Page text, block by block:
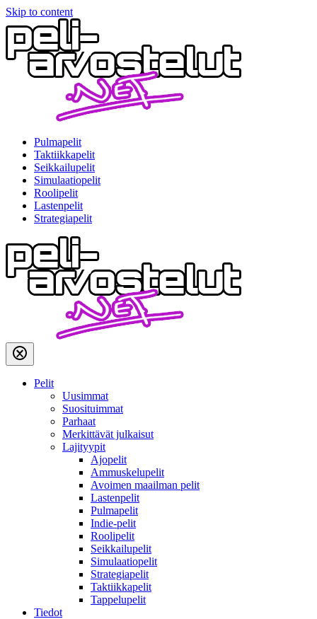
Skip to content
Pulmapelit
Taktiikkapelit
Seikkailupelit
Simulaatiopelit
Roolipelit
Lastenpelit
Strategiapelit
Pelit
Uusimmat
Suosituimmat
Parhaat
Merkittävät julkaisut
Lajityypit
Ajopelit
Ammuskelupelit
Avoimen maailman pelit
Lastenpelit
Pulmapelit
Indie-pelit
Roolipelit
Seikkailupelit
Simulaatiopelit
Strategiapelit
Taktiikkapelit
Tappelupelit
Tiedot